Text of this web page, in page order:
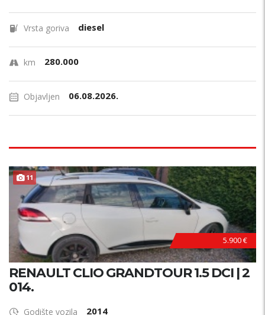
Vrsta goriva diesel
km 280.000
Objavljen 06.08.2026.
11
5.900 €
RENAULT CLIO GRANDTOUR 1.5 DCI | 2
014.
Godište vozila 2014